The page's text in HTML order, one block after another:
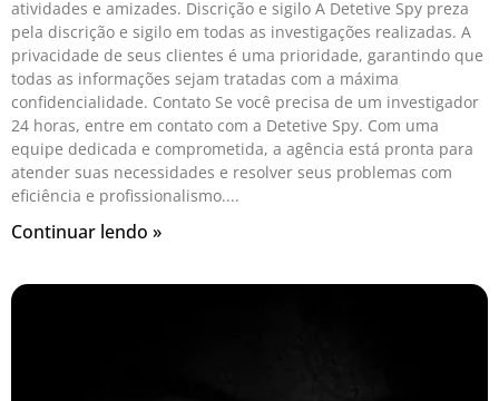
atividades e amizades. Discrição e sigilo A Detetive Spy preza
pela discrição e sigilo em todas as investigações realizadas. A
privacidade de seus clientes é uma prioridade, garantindo que
todas as informações sejam tratadas com a máxima
confidencialidade. Contato Se você precisa de um investigador
24 horas, entre em contato com a Detetive Spy. Com uma
equipe dedicada e comprometida, a agência está pronta para
atender suas necessidades e resolver seus problemas com
eficiência e profissionalismo.
Continuar lendo »